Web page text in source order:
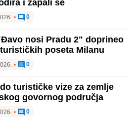
i zapali se
• 0
nosi Pradu 2" doprineo
poseta Milanu
• 0
turističke vize za zemlje
govornog područja
• 0